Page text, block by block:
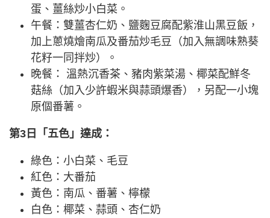
蛋、薑絲炒小白菜。
午餐：雙薑杏仁奶、鹽麴豆腐配紫淮山黑豆飯，
加上蔥燒燴南瓜及番茄炒毛豆（加入無調味熟葵
花籽一同拌炒）。
晚餐： 溫熱沉香茶、豬肉紫菜湯、椰菜配鮮冬
菇絲（加入少許蝦米與蒜頭爆香），另配一小塊
原個番薯。
第3日「五色」達成：
綠色：小白菜、毛豆
紅色：大番茄
黃色：南瓜、番薯、檸檬
白色：椰菜、蒜頭、杏仁奶